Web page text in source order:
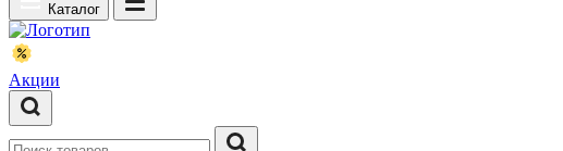
Каталог
Акции